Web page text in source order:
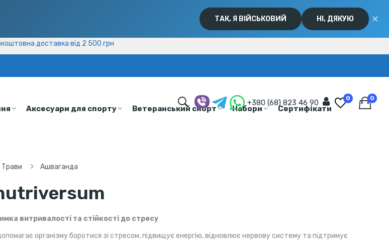
ТАК, Я ВІЙСЬКОВИЙ НІ, ДЯКУЮ ✕
доставка від 2 500 грн
доставка від 2 500 грн
Аксесуари для спорту Ветеранський спорт Набори
Сертифікати
+380 (68) 823 46 90 0 0
Трави Ашваганда
витривалості та стійкості до стресу
організму боротися зі стресом, підвищує енергію, відновлює нервову систему та підтримує